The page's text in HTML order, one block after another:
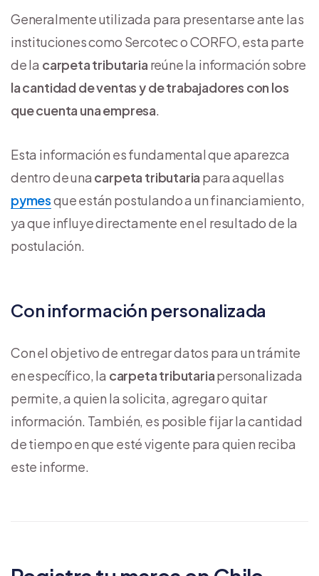
Generalmente utilizada para presentarse ante las
instituciones como Sercotec o CORFO, esta parte
de la carpeta tributaria reúne la información sobre
la cantidad de ventas y de trabajadores con los
que cuenta una empresa.
Esta información es fundamental que aparezca
dentro de una carpeta tributaria para aquellas
pymesque están postulando a un financiamiento,
ya que influye directamente en el resultado de la
postulación.
Con información personalizada
Con el objetivo de entregar datos para un trámite
en específico, la carpeta tributariapersonalizada
permite, a quien la solicita, agregar o quitar
información. También, es posible fijar la cantidad
de tiempo en que esté vigente para quien reciba
este informe.